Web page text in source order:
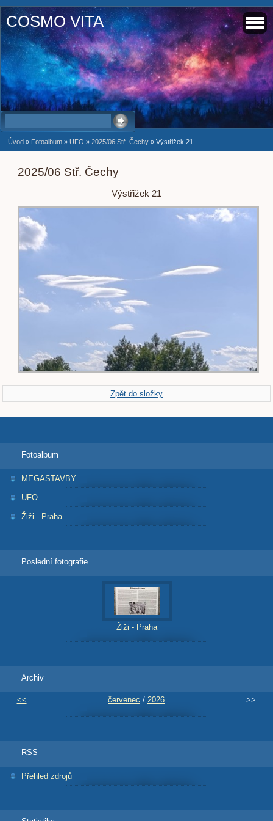
COSMO VITA
Úvod » Fotoalbum » UFO » 2025/06 Stř. Čechy » Výstřižek 21
2025/06 Stř. Čechy
Výstřižek 21
Zpět do složky
Fotoalbum
MEGASTAVBY
UFO
Žiži - Praha
Poslední fotografie
Žiži - Praha
Archiv
<< červenec / 2026 >>
RSS
Přehled zdrojů